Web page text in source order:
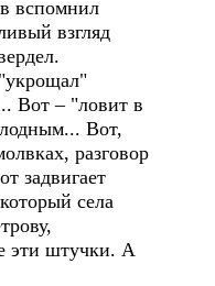
вспомнил
взгляд
Вот – "ловит в
Вот,
разговор
задвигает
села
эти штучки. А